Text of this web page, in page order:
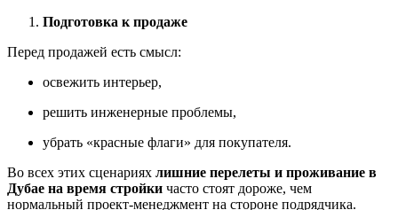
Подготовка к продаже
Перед продажей есть смысл:
освежить интерьер,
решить инженерные проблемы,
убрать «красные флаги» для покупателя.
Во всех этих сценариях лишние перелеты и проживание в
Дубае на время стройки часто стоят дороже, чем
нормальный проект-менеджмент на стороне подрядчика.